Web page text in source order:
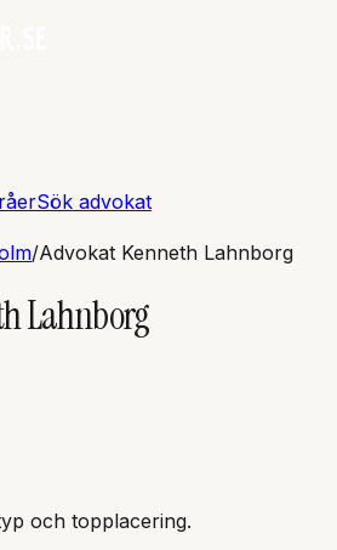
Sök advokat
/Advokat Kenneth Lahnborg
Lahnborg
och topplacering.